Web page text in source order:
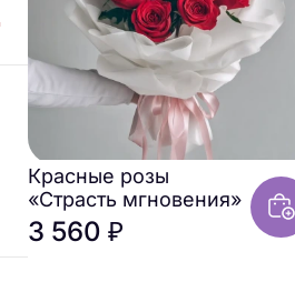
Красные розы
«Страсть мгновения»
3 560 ₽